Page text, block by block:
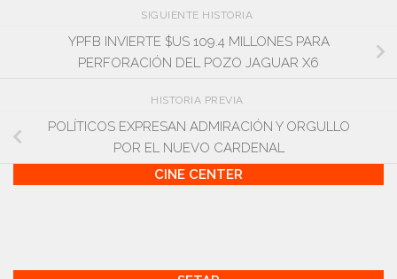
SIGUIENTE HISTORIA
YPFB INVIERTE $US 109.4 MILLONES PARA
PERFORACIÓN DEL POZO JAGUAR X6
HISTORIA PREVIA
POLÍTICOS EXPRESAN ADMIRACIÓN Y ORGULLO
POR EL NUEVO CARDENAL
CINE CENTER